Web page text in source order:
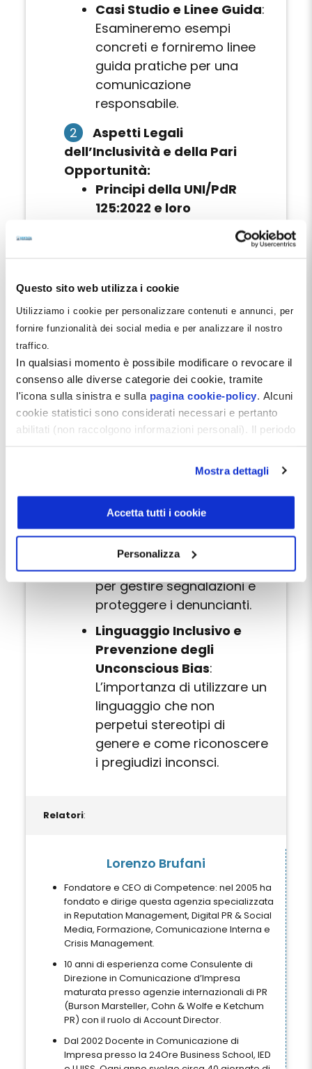
Questo sito web utilizza i cookie
Utilizziamo i cookie per personalizzare contenuti e annunci, per
fornire funzionalità dei social media e per analizzare il nostro
traffico.
In qualsiasi momento è possibile modificare o revocare il
consenso alle diverse categorie dei cookie, tramite
l'icona sulla sinistra e sulla pagina cookie-policy . Alcuni
cookie statistici sono considerati necessari e pertanto
abilitati (non raccolgono informazioni personali). Il periodo
indirizzo:dentistamanager.it/contatti-dentista-
Chiudendo questo banner tramite apposita X in alto a
Mostra dettagli
Accetta tutti i cookie
Personalizza
Casi Studio e Linee Guida:
Esamineremo esempi
concreti e forniremo linee
guida pratiche per una
comunicazione
responsabile.
Aspetti Legali
dell’Inclusività e della Pari
Opportunità:
Principi della UNI/PdR
125:2022 e loro
: Una guida ai
principi per la gestione
Normative e Protezioni
Un’approfondita analisi
delle leggi che proteggono
genere.
Definizione di
Discriminazione e
Molestia: Spiegazioni
sul luogo di lavoro.
Gestione delle
Segnalazioni e Politiche di
Non Ritorsione: Strategie
per gestire segnalazioni e
proteggere i denuncianti.
Linguaggio Inclusivo e
Prevenzione degli
Unconscious Bias:
L’importanza di utilizzare un
linguaggio che non
perpetui stereotipi di
genere e come riconoscere
i pregiudizi inconsci.
Relatori:
Lorenzo Brufani
Fondatore e CEO di Competence: nel 2005 ha
fondato e dirige questa agenzia specializzata
in Reputation Management, Digital PR & Social
Media, Formazione, Comunicazione Interna e
Crisis Management.
10 anni di esperienza come Consulente di
Direzione in Comunicazione d’Impresa
maturata presso agenzie internazionali di PR
(Burson Marsteller, Cohn & Wolfe e Ketchum
PR) con il ruolo di Account Director.
Dal 2002 Docente in Comunicazione di
Impresa presso la 24Ore Business School, IED